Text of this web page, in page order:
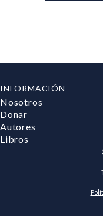
INFORMACIÓN
Nosotros
Donar
Autores
Libros